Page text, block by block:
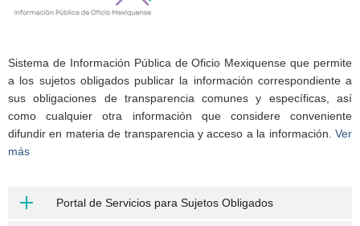
Sistema de Información Pública de Oficio Mexiquense que permite
a los sujetos obligados publicar la información correspondiente a
sus obligaciones de transparencia comunes y específicas, así
como cualquier otra información que considere conveniente
difundir en materia de transparencia y acceso a la información. Ver
más
Portal de Servicios para Sujetos Obligados